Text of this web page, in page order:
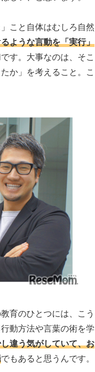
こと自体はむしろ自然
ような言動を「実行」
す。大事なのは、そこ
か」を考えること。こ
育のひとつには、こう
動方法や言葉の術を学
違う気がしていて、お
でもあると思うんです。